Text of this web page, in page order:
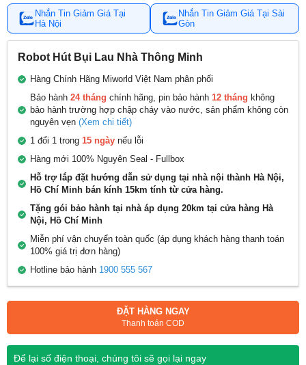
Nhắn Tin Giảm Giá Tại
Hà Nội
Nhắn Tin Giảm Giá Tại Sài
Gòn
Robot Hút Bụi Lau Nhà Thông Minh
Hàng Chính Hãng Miworld Việt Nam phân phối
Bảo hành 24 tháng chính hãng, pin bảo hành 12 tháng không
bảo hành trường hợp chập cháy vào nước, sản phẩm không còn
nguyên vẹn (Xem chi tiết)
1 đổi 1 trong 15 ngày nếu lỗi
Hàng mới 100% Nguyên Seal - Fullbox
Hỗ trợ lắp đặt hướng dẫn sử dụng tại nhà nội thành Hà Nội,
Hồ Chí Minh bán kính 15km tính từ cửa hàng.
Tặng gói bảo hành tại nhà áp dụng 20km tại cửa hàng Hà
Nội, Hồ Chí Minh
Miễn phí vận chuyển toàn quốc (áp dụng khách hàng thanh toán
100% giá trị đơn hàng)
Hotline bảo hành 1900 555 567
ĐẶT HÀNG NGAY
Thanh toán COD
Để lại số điện thoại, chúng tôi sẽ gọi lại ngay